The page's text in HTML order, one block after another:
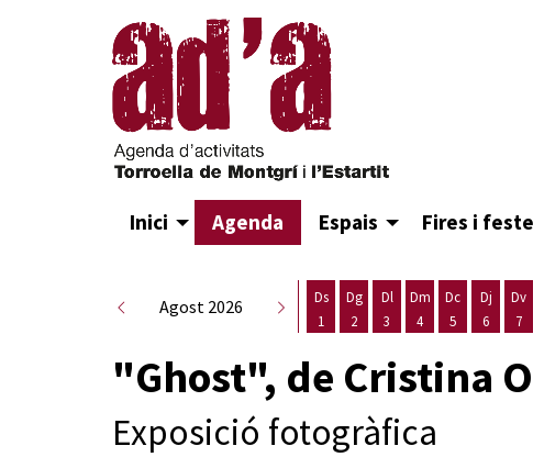
Inici Agenda Espais Fires i
Agost 2026
Ds
1
Dg
2
Dl
3
Dm
4
Dc
5
Dj
6
Dv
7
"Ghost", de Cristina
Exposició fotogràfica